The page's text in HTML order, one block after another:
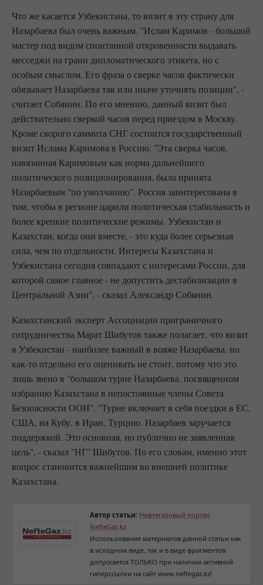
Что же касается Узбекистана, то визит в эту страну для
Назарбаева был очень важным. "Ислам Каримов - большой
мастер под видом спонтанной откровенности выдавать
месседжи на грани дипломатического этикета, но с
особым смыслом. Его фраза о сверке часов фактически
обязывает Назарбаева так или иначе уточнять позиции", -
считает Собянин. По его мнению, данный визит был
действительно сверкой часов перед приездом в Москву.
Кроме скорого саммита СНГ состоится государственный
визит Ислама Каримова в Россию. "Эта сверка часов,
навязанная Каримовым как норма дальнейшего
политического позиционирования, была принята
Назарбаевым "по умолчанию". Россия заинтересована в
том, чтобы в регионе царили политическая стабильность и
более крепкие политические режимы. Узбекистан и
Казахстан, когда они вместе, - это куда более серьезная
сила, чем по отдельности. Интересы Казахстана и
Узбекистана сегодня совпадают с интересами России, для
которой самое главное - не допустить дестабилизации в
Центральной Азии", - сказал Александр Собянин.
Казахстанский эксперт Ассоциации приграничного
сотрудничества Марат Шибутов также полагает, что визит
в Узбекистан - наиболее важный в вояже Назарбаева, но
как-то отдельно его оценивать не стоит, потому что это
лишь звено в "большом турне Назарбаева, посвященном
избранию Казахстана в непостоянные члены Совета
Безопасности ООН". "Турне включает в себя поездки в ЕС,
США, на Кубу, в Иран, Турцию. Назарбаев заручается
поддержкой. Это основная, но публично не заявленная
цель", - сказал "НГ" Шибутов. По его словам, именно этот
вопрос становится важнейшим во внешней политике
Казахстана.
Автор статьи: Нефтегазовый портал
NefteGaz.kz
Использование материалов данной статьи как
в исходном виде, так и в виде фрагментов
допускается ТОЛЬКО при наличии активной
гиперссылки на сайт www.neftegaz.kz!